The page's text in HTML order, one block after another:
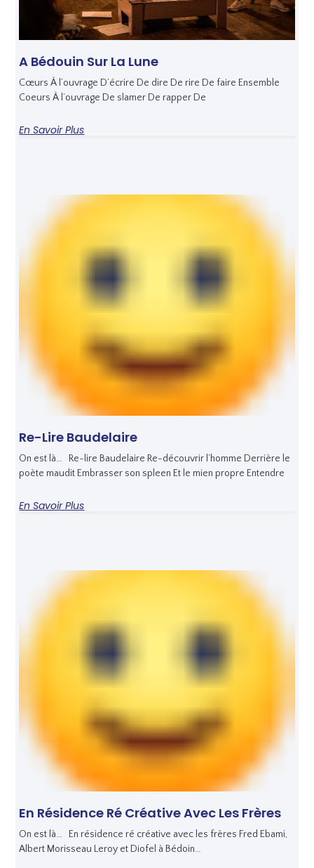
A Bédouin Sur La Lune
Cœurs À l’ouvrage D’écrire De dire De rire De faire Ensemble
Coeurs À l’ouvrage De slamer De rapper De
En Savoir Plus
Re-Lire Baudelaire
On est là… Re-lire Baudelaire Re-découvrir l’homme Derrière le
poète maudit Embrasser son spleen Et le mien propre Entendre
En Savoir Plus
En Résidence Ré Créative Avec Les Frères
On est là… En résidence ré créative avec les frères Fred Ebami,
Albert Morisseau Leroy et Diofel à Bédoin…